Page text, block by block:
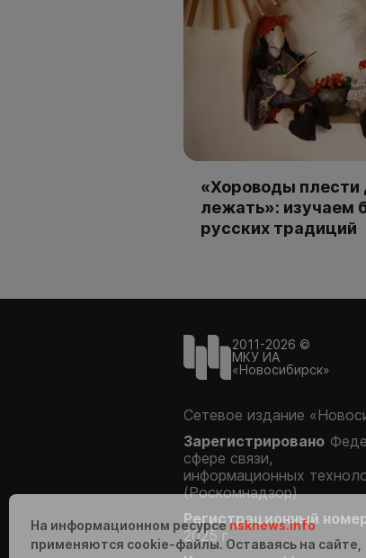
«Хороводы плести
лежать»: изучаем
русских традиций
2011-2026 ©
МКУ ИА
«Новосибирск»
Сетевое издание
Зарегистрировано
сфере связи,
информационных
(Роскомнадзор)
Регистрационный
2025 г.
На информационном ресурсе nsknews.info
применяются cookie-файлы. Оставаясь на сайте,